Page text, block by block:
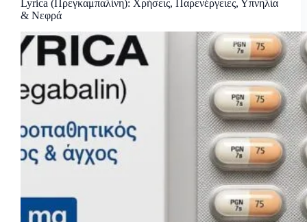
Lyrica (Πρεγκαμπαλίνη): Χρήσεις, Παρενέργειες, Υπνηλία
& Νεφρά